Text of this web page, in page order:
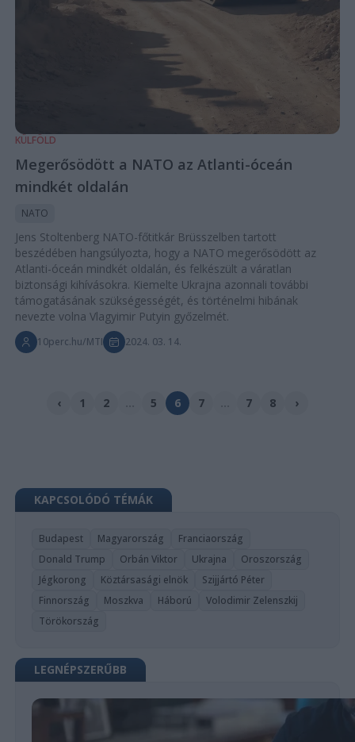
KÜLFÖLD
Megerősödött a NATO az Atlanti-óceán
mindkét oldalán
NATO
Jens Stoltenberg NATO-főtitkár Brüsszelben tartott
beszédében hangsúlyozta, hogy a NATO megerősödött az
Atlanti-óceán mindkét oldalán, és felkészült a váratlan
biztonsági kihívásokra. Kiemelte Ukrajna azonnali további
támogatásának szükségességét, és történelmi hibának
nevezte volna Vlagyimir Putyin győzelmét.
10perc.hu/MTI 2024. 03. 14.
‹ 1 2 5 6 7 7 8 ›
KAPCSOLÓDÓ TÉMÁK
Budapest Magyarország
Franciaország
Donald Trump
Orbán Viktor Ukrajna
Oroszország
Jégkorong
Köztársasági elnök
Szijjártó Péter
Finnország
Moszkva Háború
Volodimir Zelenszkij
Törökország
LEGNÉPSZERŰBB